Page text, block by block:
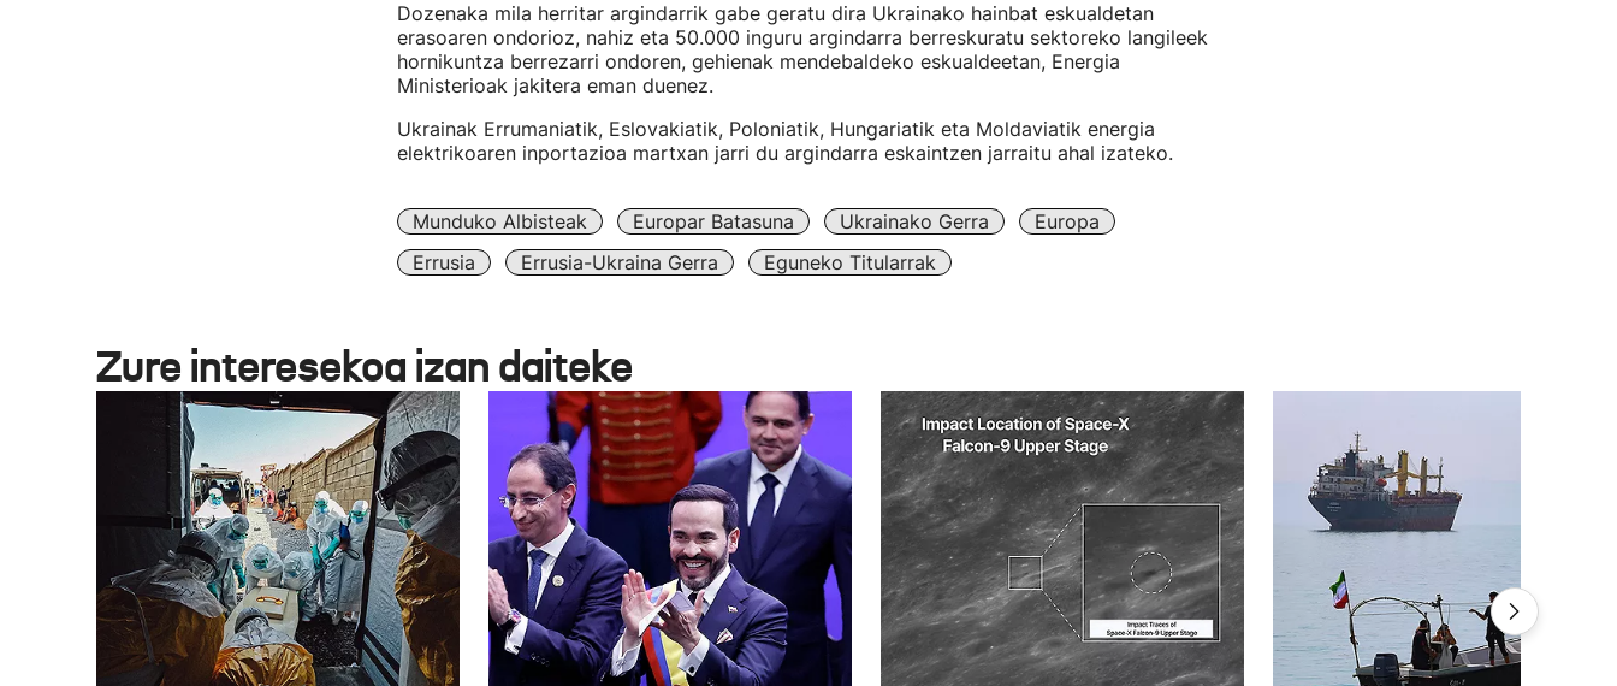
Dozenaka mila herritar argindarrik gabe geratu dira Ukrainako hainbat eskualdetan
erasoaren ondorioz, nahiz eta 50.000 inguru argindarra berreskuratu sektoreko langileek
hornikuntza berrezarri ondoren, gehienak mendebaldeko eskualdeetan, Energia
Ministerioak jakitera eman duenez.
Ukrainak Errumaniatik, Eslovakiatik, Poloniatik, Hungariatik eta Moldaviatik energia
elektrikoaren inportazioa martxan jarri du argindarra eskaintzen jarraitu ahal izateko.
Munduko Albisteak Europar Batasuna Ukrainako Gerra
Europa
Errusia
Errusia-Ukraina Gerra Eguneko Titularrak
Zure interesekoa izan daiteke